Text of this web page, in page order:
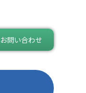
お問い合わせ